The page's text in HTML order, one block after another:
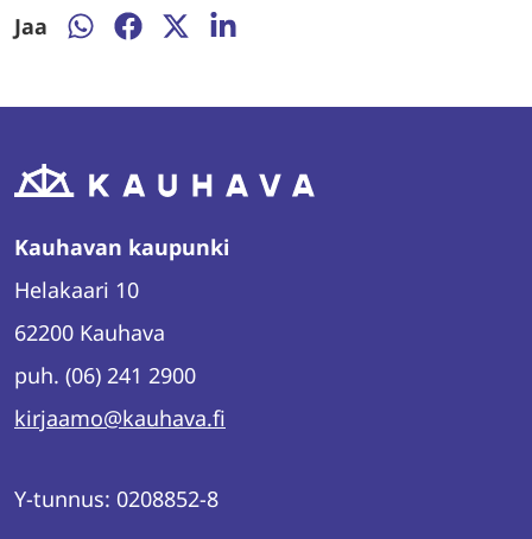
Jaa
Jaa
Jaa
Jaa
Jaa
Kauhavan kaupunki
Helakaari 10
62200 Kauhava
puh. (06) 241 2900
kirjaamo@kauhava.fi
Y-tunnus: 0208852-8